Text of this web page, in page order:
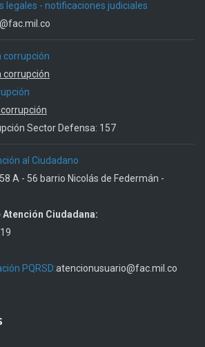
legales - notificaciones judiciales
corrupción
corrupción
Sector Defensa: 157
al Ciudadano
A - 56 barrio Nicolás de Federmán -
Atención Ciudadana:
PQRSD:atencionusuario@fac.mil.co